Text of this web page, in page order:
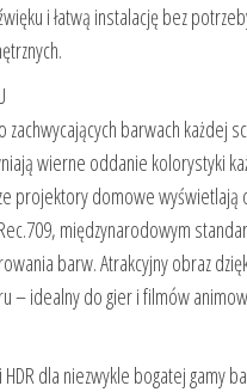
i łatwą instalację bez
zachwycających barwach każdej
wierne oddanie kolorystyki
projektory domowe wyświetlają
międzynarodowym
barw. Atrakcyjny obraz
– idealny do gier i filmów
HDR dla niezwykle bogatej gamy